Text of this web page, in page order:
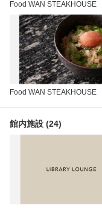
Food WAN STEAKHOUSE
Food WAN STEAKHOUSE
館内施設 (24)